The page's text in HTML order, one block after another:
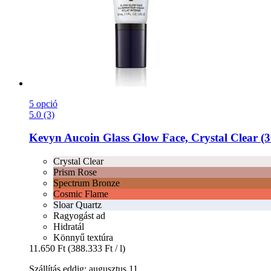
5 opció
5.0 (3)
Kevyn Aucoin Glass Glow Face, Crystal Clear
Crystal Clear
Prism Rose
Spectrum Bronze
Cosmic Flame
Sloar Quartz
Ragyogást ad
Hidratál
Könnyű textúra
11.650 Ft (388.333 Ft / l)
Szállítás eddig: augusztus 11.